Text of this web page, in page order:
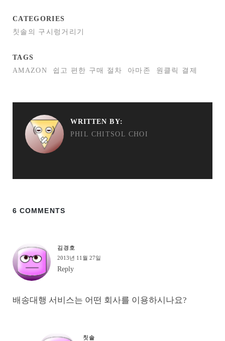
CATEGORIES
칫솔의 구시렁거리기
TAGS
AMAZON
쉽고 편한 구매 절차 아마존 원클릭 결제
WRITTEN BY:
PHIL CHITSOL CHOI
6 COMMENTS
김경호
2013년 11월 27일
Reply
배송대행 서비스는 어떤 회사를 이용하시나요?
칫솔